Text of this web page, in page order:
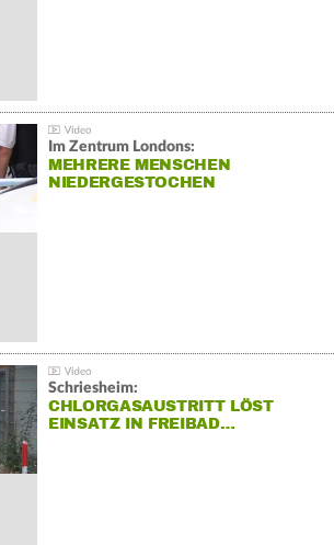
Im Zentrum Londons:
MEHRERE MENSCHEN
NIEDERGESTOCHEN
Schriesheim:
CHLORGASAUSTRITT LÖST
EINSATZ IN FREIBAD…